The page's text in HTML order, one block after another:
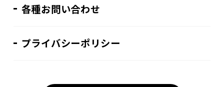
各種お問い合わせ
プライバシーポリシー